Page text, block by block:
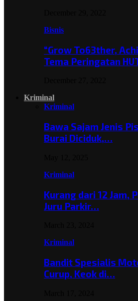
Bisnis
“Grow To63ther,
Tema Peringatan
Kriminal
Kriminal
Bawa Sajam Jenis
Burai Diciduk,…
Kriminal
Kurang dari 12 Jam,
Juru Parkir…
Kriminal
Bandit Spesialis
Curup, Keok di…